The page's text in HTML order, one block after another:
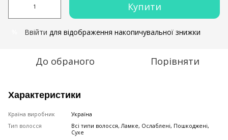
Купити
Ввійти для відображення накопичувальної знижки
До обраного Порівняти
Характеристики
Країна виробник
Україна
Тип волосся
Всі типи волосся, Ламке, Ослаблені, Пошкоджені,
Сухе